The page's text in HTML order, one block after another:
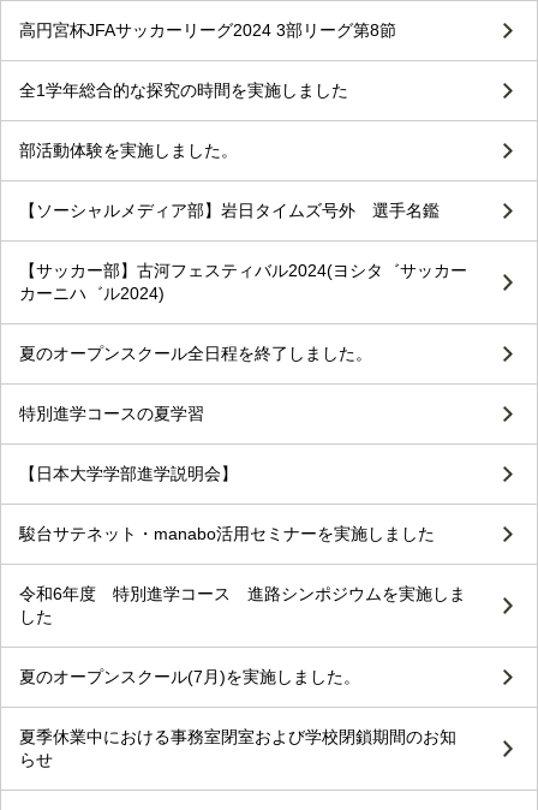
高円宮杯JFAサッカーリーグ2024 3部リーグ第8節
全1学年総合的な探究の時間を実施しました
部活動体験を実施しました。
【ソーシャルメディア部】岩日タイムズ号外 選手名鑑
【サッカー部】古河フェスティバル2024(ヨシタ゛サッカー
カーニハ゛ル2024)
夏のオープンスクール全日程を終了しました。
特別進学コースの夏学習
【日本大学学部進学説明会】
駿台サテネット・manabo活用セミナーを実施しました
令和6年度 特別進学コース 進路シンポジウムを実施しま
した
夏のオープンスクール(7月)を実施しました。
夏季休業中における事務室閉室および学校閉鎖期間のお知
らせ